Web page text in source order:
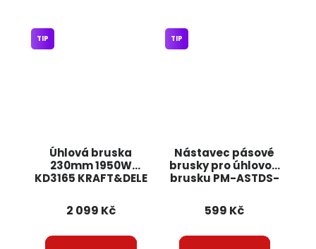
Úhlová bruska
230mm 1950W
KD3165 KRAFT&DELE
TIP
2 099 Kč
Nástavec pásové
brusky pro úhlovou
brusku PM-ASTDS-
TIP
599 Kč